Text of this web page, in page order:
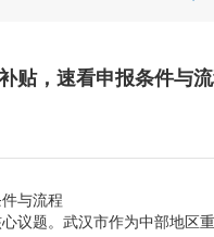
贴，速看申报条件与
与流程
议题。武汉市作为中部地区